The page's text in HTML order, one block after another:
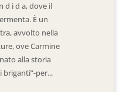
d i d a, dove il
È un
avvolto nella
ove Carmine
alla storia
briganti”-per...